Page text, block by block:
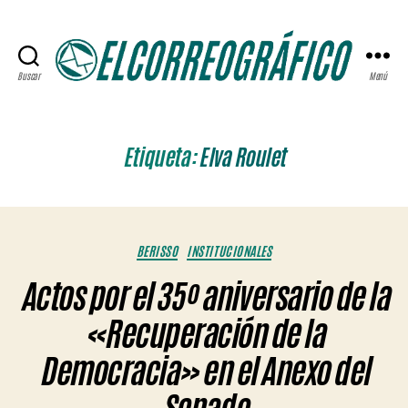
Buscar Menú
Etiqueta:Elva Roulet
Categorías
BERISSO INSTITUCIONALES
Actos por el 35º aniversario de la
«Recuperación de la
Democracia» en el Anexo del